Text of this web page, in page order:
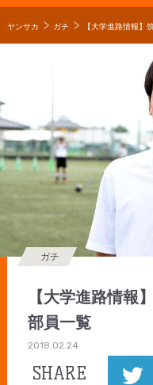
ヤンサカ ガチ
【大学進路情報
部員一覧
ガチ
2018.02.24
SHARE